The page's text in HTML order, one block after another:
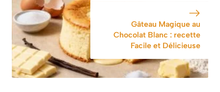
Gâteau Magique au
Chocolat Blanc : recette
Facile et Délicieuse